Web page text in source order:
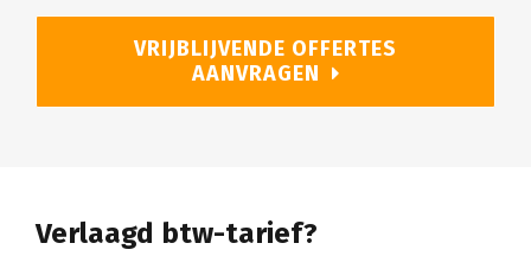
VRIJBLIJVENDE OFFERTES
AANVRAGEN
Verlaagd btw-tarief?